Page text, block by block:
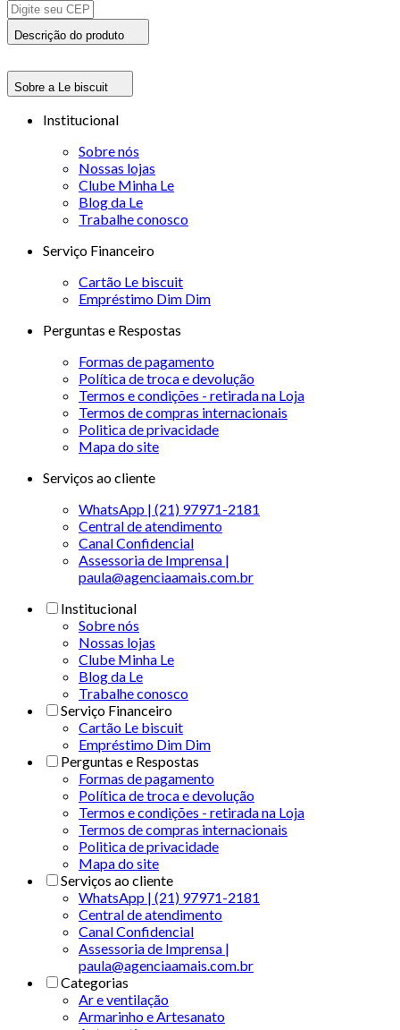
Descrição do produto
Sobre a Le biscuit
Institucional
Sobre nós
Nossas lojas
Clube Minha Le
Blog da Le
Trabalhe conosco
Serviço Financeiro
Cartão Le biscuit
Empréstimo Dim Dim
Perguntas e Respostas
Formas de pagamento
Política de troca e devolução
Termos e condições - retirada na Loja
Termos de compras internacionais
Politica de privacidade
Mapa do site
Serviços ao cliente
WhatsApp | (21) 97971-2181
Central de atendimento
Canal Confidencial
Assessoria de Imprensa |
paula@agenciaamais.com.br
Institucional
Sobre nós
Nossas lojas
Clube Minha Le
Blog da Le
Trabalhe conosco
Serviço Financeiro
Cartão Le biscuit
Empréstimo Dim Dim
Perguntas e Respostas
Formas de pagamento
Política de troca e devolução
Termos e condições - retirada na Loja
Termos de compras internacionais
Politica de privacidade
Mapa do site
Serviços ao cliente
WhatsApp | (21) 97971-2181
Central de atendimento
Canal Confidencial
Assessoria de Imprensa |
paula@agenciaamais.com.br
Categorias
Ar e ventilação
Armarinho e Artesanato